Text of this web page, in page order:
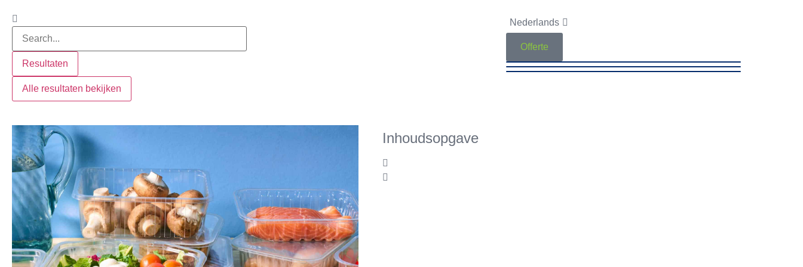
Resultaten
Alle resultaten bekijken
Nederlands
Offerte
Inhoudsopgave